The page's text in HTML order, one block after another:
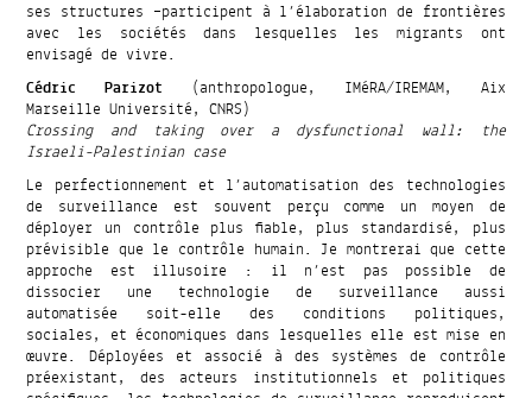
ses structures –participent à l’élaboration de frontières
avec les sociétés dans lesquelles les migrants ont
envisagé de vivre.
Cédric Parizot (anthropologue, IMéRA/IREMAM, Aix
Marseille Université, CNRS)
Crossing and taking over a dysfunctional wall: the
Israeli-Palestinian case
Le perfectionnement et l’automatisation des technologies
de surveillance est souvent perçu comme un moyen de
déployer un contrôle plus fiable, plus standardisé, plus
prévisible que le contrôle humain. Je montrerai que cette
approche est illusoire : il n’est pas possible de
dissocier une technologie de surveillance aussi
automatisée soit-elle des conditions politiques,
sociales, et économiques dans lesquelles elle est mise en
œuvre. Déployées et associé à des systèmes de contrôle
préexistant, des acteurs institutionnels et politiques